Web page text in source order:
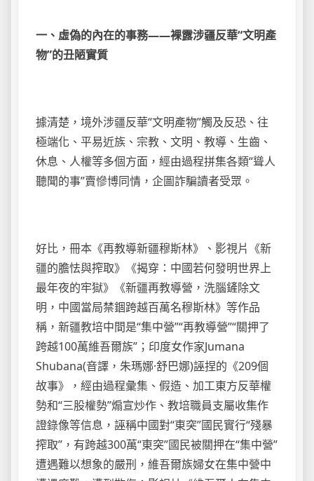
一、虛偽的內在的事務——裸露涉疆反華“文明產
物”的丑陋實質
據清楚，境外涉疆反華“文明產物”觸及反恐、往
極端化、平易近族、宗教、文明、教導、生齒、
休息、人權等多個方面，經由過程拼集各類“聳人
聽聞的事”賣慘博同情，企圖詐騙讀者受眾。
好比，冊本《再教導新疆穆斯林》、影視片《新
疆的膽怯與搾取》《揭穿：中國若何發明世界上
最年夜的牢獄》《新疆再教導營，洗腦鏟除文
明，中國當局禁錮跨越百萬名穆斯林》等作品
稱，新疆教培中間是“集中營”“再教導營”“關押了
跨越100萬維吾爾族”；印度女作家Jumana
Shubana(音譯，朱瑪娜·舒巴娜)誣捏的《209個
故事》，經由過程彙集、假造、加工東方反華權
勢和“三股權勢”煽宣炒作、教培職員支屬收集作
證錄像等信息，誣稱中國對“東突”國民實行“殘暴
搾取”，有跨越300萬“東突”國民被關押在“集中營”
遭遇難以想象的嚴刑，維吾爾族婦女在集中營中